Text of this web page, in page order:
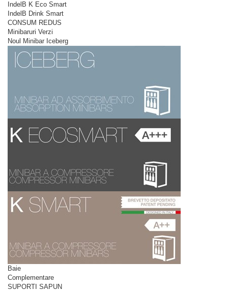
IndelB K Eco Smart
IndelB Drink Smart
CONSUM REDUS
Minibaruri Verzi
Noul Minibar Iceberg
Baie
Complementare
SUPORTI SAPUN